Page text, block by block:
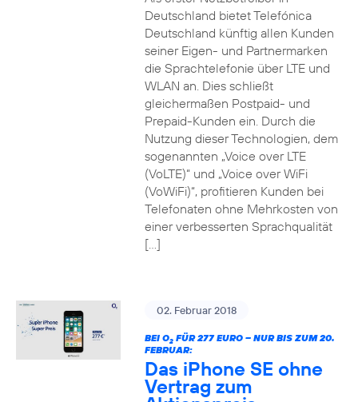
Deutschland bietet Telefónica
Deutschland künftig allen Kunden
seiner Eigen- und Partnermarken
die Sprachtelefonie über LTE und
WLAN an. Dies schließt
gleichermaßen Postpaid- und
Prepaid-Kunden ein. Durch die
Nutzung dieser Technologien, dem
sogenannten „Voice over LTE
(VoLTE)“ und „Voice over WiFi
(VoWiFi)“, profitieren Kunden bei
Telefonaten ohne Mehrkosten von
einer verbesserten Sprachqualität
[…]
02. Februar 2018
BEI O2FÜR 277 EURO – NUR BIS ZUM 20.
FEBRUAR:
Das iPhone SE ohne
Vertrag zum